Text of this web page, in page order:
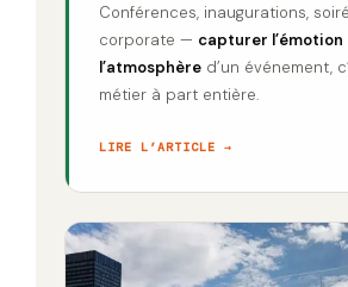
Conférences, inaugurations,
corporate — capturer l’émotion
l’atmosphère d’un événement,
métier à part entière.
LIRE L’ARTICLE →